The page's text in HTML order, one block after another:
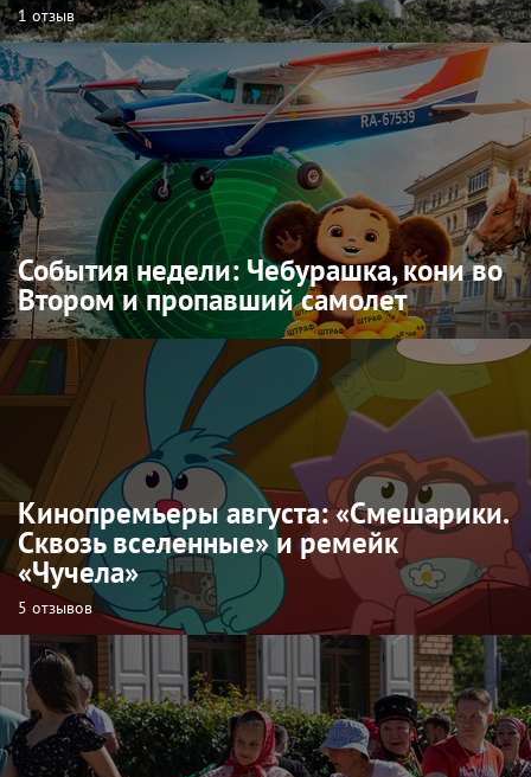
1 отзыв
События недели: Чебурашка, кони во
Втором и пропавший самолет
Кинопремьеры августа: «Смешарики.
Сквозь вселенные» и ремейк
«Чучела»
5 отзывов